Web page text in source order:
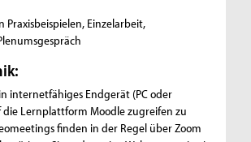
Praxisbeispielen, Einzelarbeit,
internetfähiges Endgerät (PC oder
Lernplattform Moodle zugreifen zu
finden in der Regel über Zoom